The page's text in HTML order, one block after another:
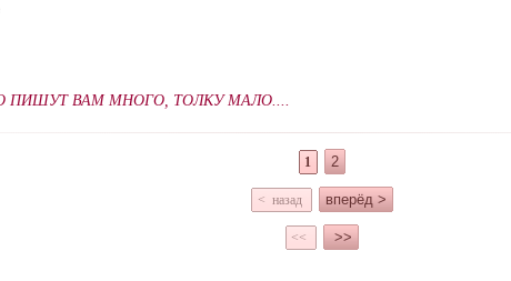
ПИШУТ ВАМ МНОГО, ТОЛКУ МАЛО....
1 2
< назад вперёд >
<< >>